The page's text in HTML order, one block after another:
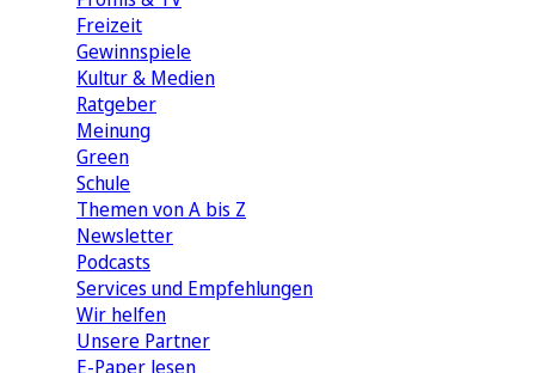
Freizeit
Gewinnspiele
Kultur & Medien
Ratgeber
Meinung
Green
Schule
Themen von A bis Z
Newsletter
Podcasts
Services und Empfehlungen
Wir helfen
Unsere Partner
E-Paper lesen